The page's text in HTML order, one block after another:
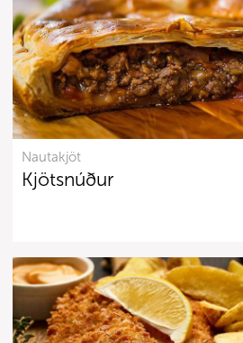
Nautakjöt
Kjötsnúður